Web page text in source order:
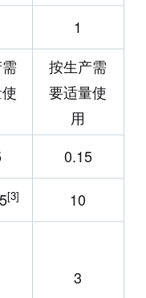
1
按生产需
要适量使
用
0.15
[3] 10
3